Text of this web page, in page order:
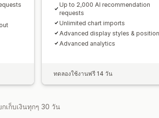
Up to 2,000 AI recommendation
requests
Unlimited chart imports
Advanced display styles &
Advanced analytics
ทดลองใช้งานฟรี 14 วัน
เก็บเงินทุกๆ 30 วัน